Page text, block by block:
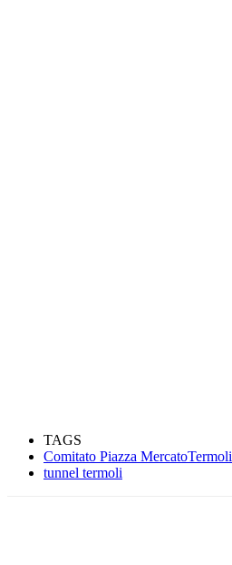
TAGS
Comitato Piazza MercatoTermoli
tunnel termoli